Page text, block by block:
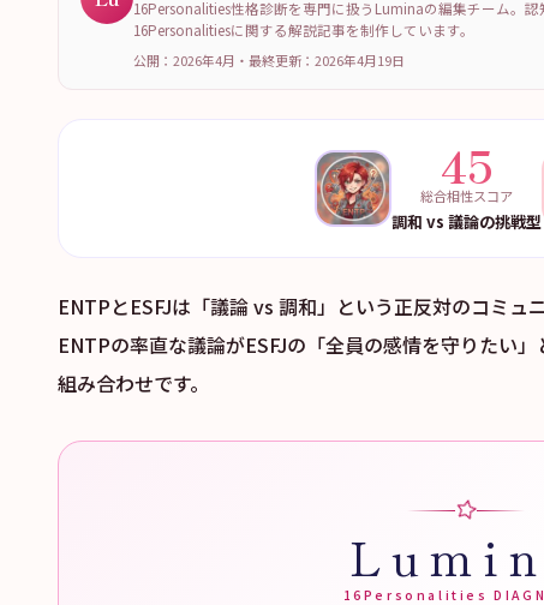
16Personalities性格診断を専門に扱うLuminaの編集チーム。認
16Personalitiesに関する解説記事を制作しています。
公開：2026年4月 ・ 最終更新： 2026年4月19日
45
総合相性スコア
調和 vs 議論の挑戦型
ENTPとESFJは「議論 vs 調和」という正反対のコミュ
ENTPの率直な議論がESFJの「全員の感情を守りたい
組み合わせです。
16Personalities